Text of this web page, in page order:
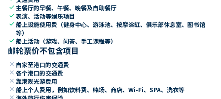
check 主餐厅的早餐、午餐、晚餐及自助餐厅
check表演、活动等娱乐项目
check船上设施使用费（健身中心、游泳池、按摩浴缸、俱乐部休息室、图书馆
等）
check船上活动（游戏、问答、手工课程等）
邮轮票价不包含项目
close 自家至港口的交通费
close 各个港口的交通费
close 靠港观光游费用
close 船上个人费用，例如饮料费、赌场、商店、Wi-Fi、SPA、洗衣等